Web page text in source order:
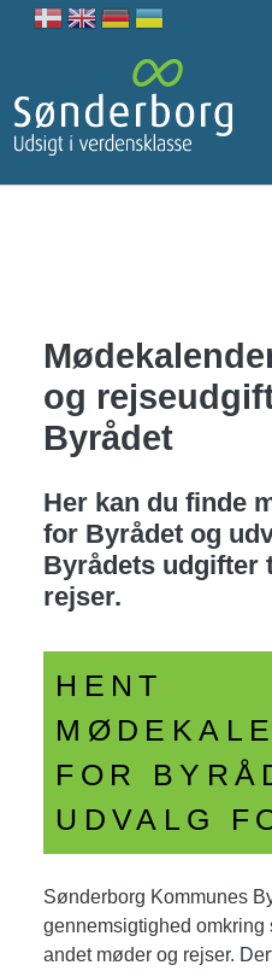
og
Byrådet
Her kan du finde
for Byrådet og
Byrådets udgifter
rejser.
HENT
FOR
UDVALG
Sønderborg Kommunes
gennemsigtighed omkring
andet møder og rejser.